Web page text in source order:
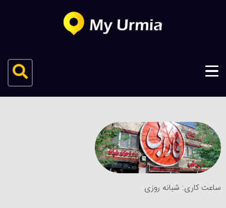
ساعت کاری: شبانه روزی